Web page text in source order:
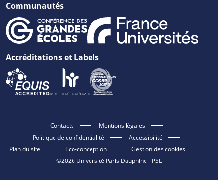
Communautés
Accréditations et Labels
Contacts
Mentions légales
Politique de confidentialité
Accessibilité
Plan du site
Eco-conception
Gestion des cookies
©2026 Université Paris Dauphine - PSL